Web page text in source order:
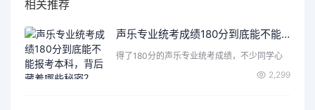
相关推荐
声乐专业统考成绩180分到底能不能报考本科，背后藏着哪些秘密？
得了180分的声乐专业统考成绩，不少同学心
2,299